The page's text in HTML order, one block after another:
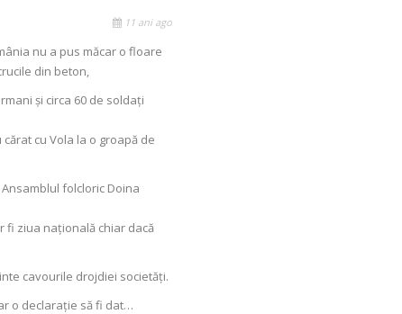
11 ani ago
nu a pus măcar o floare
din beton,
și circa 60 de soldați
cu Vola la o groapă de
folcloric Doina
fi ziua națională chiar dacă
cavourile drojdiei societăți.
o declarație să fi dat…